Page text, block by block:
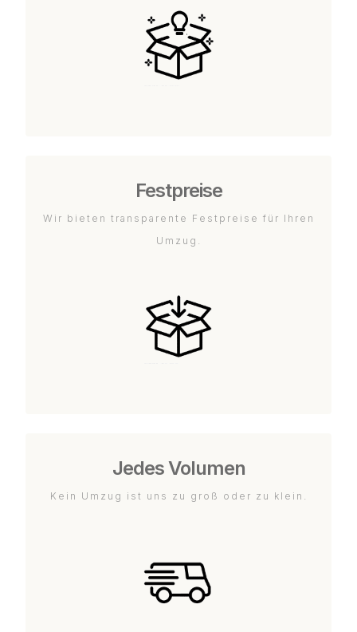
Festpreise
Wir bieten transparente Festpreise für Ihren
Umzug.
Jedes Volumen
Kein Umzug ist uns zu groß oder zu klein.